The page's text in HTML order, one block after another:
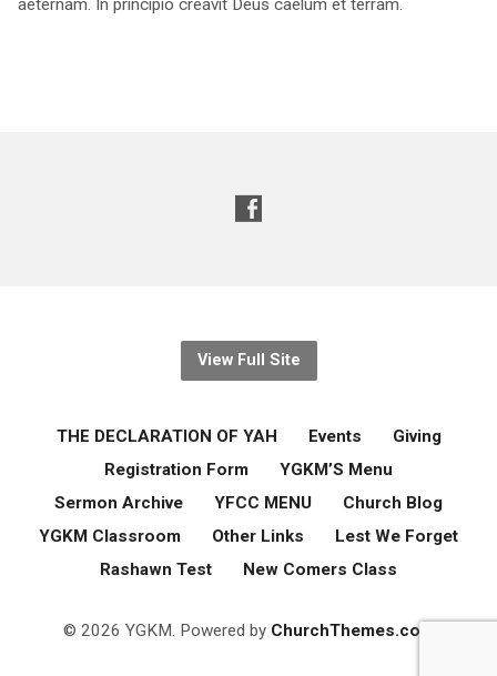
aeternam. In principio creavit Deus caelum et terram.
View Full Site
THE DECLARATION OF YAH Events
Giving
Registration Form
YGKM’S Menu
Sermon Archive
YFCC MENU
Church Blog
YGKM Classroom
Other Links
Lest We Forget
Rashawn Test
New Comers Class
© 2026 YGKM. Powered by ChurchThemes.com